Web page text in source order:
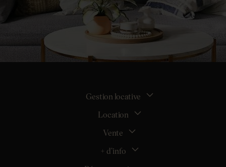
Gestion locative
La gestion locative
Location
Tous nos biens en location
Vente
Estimer mon bien
+ d’info